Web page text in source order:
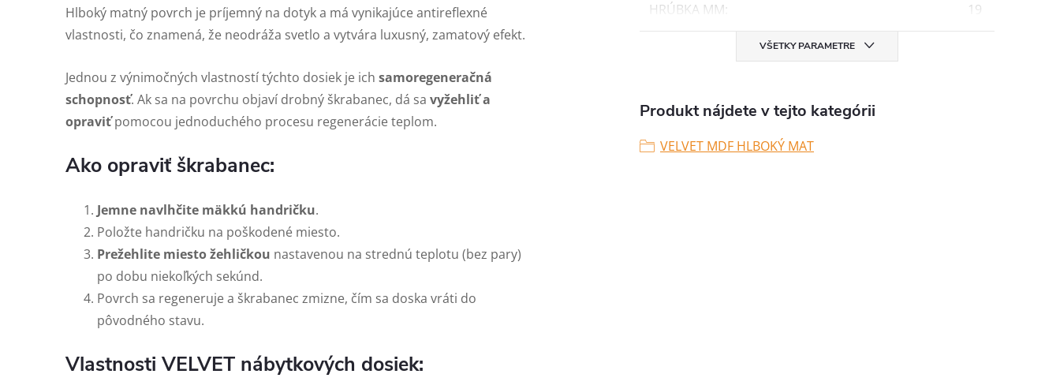
Hlboký matný povrch je príjemný na dotyk a má vynikajúce antireflexné
vlastnosti, čo znamená, že neodráža svetlo a vytvára luxusný, zamatový efekt.
Jednou z výnimočných vlastností týchto dosiek je ich samoregeneračná
schopnosť. Ak sa na povrchu objaví drobný škrabanec, dá sa vyžehliť a
opraviťpomocou jednoduchého procesu regenerácie teplom.
Ako opraviť škrabanec:
Jemne navlhčite mäkkú handričku.
Položte handričku na poškodené miesto.
Prežehlite miesto žehličkou nastavenou na strednú teplotu (bez pary)
po dobu niekoľkých sekúnd.
Povrch sa regeneruje a škrabanec zmizne, čím sa doska vráti do
pôvodného stavu.
Vlastnosti VELVET nábytkových dosiek:
HRÚBKA MM: 19
VŠETKY PARAMETRE
Produkt nájdete v tejto kategórii
VELVET MDF HLBOKÝ MAT